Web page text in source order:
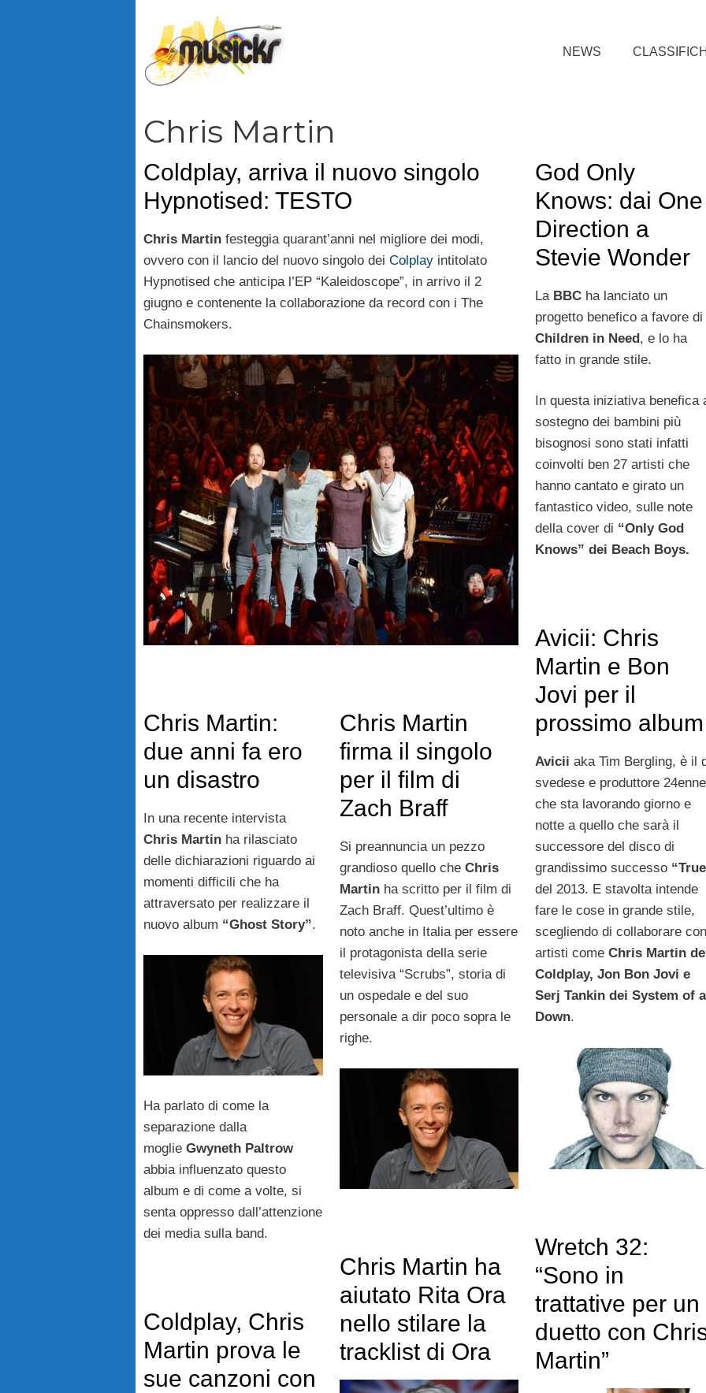
NEWS
Chris Martin
Coldplay, arriva il nuovo singolo
Hypnotised: TESTO
Chris Martin festeggia quarant’anni nel migliore dei modi,
ovvero con il lancio del nuovo singolo dei Colplay intitolato
Hypnotised che anticipa l’EP “Kaleidoscope”, in arrivo il 2
giugno e contenente la collaborazione da record con i The
Chainsmokers.
God Only
Knows: dai One
Direction a
Stevie Wonder
La BBC ha lanciato un
progetto benefico a favore di
Children in Need, e lo ha
fatto in grande stile.
In questa iniziativa benefica
sostegno dei bambini più
bisognosi sono stati infatti
coinvolti ben 27 artisti che
hanno cantato e girato un
fantastico video, sulle note
della cover di “Only God
Knows” dei Beach Boys.
Avicii: Chris
Martin e Bon
Jovi per il
prossimo album
Avicii aka Tim Bergling, è il
svedese e produttore 24enne
che sta lavorando giorno e
notte a quello che sarà il
successore del disco di
grandissimo successo
del 2013. E stavolta intende
fare le cose in grande stile,
scegliendo di collaborare
artisti comeChris Martin
Coldplay, Jon Bon Jovi e
Serj Tankin dei System of a
Down.
Chris Martin:
due anni fa ero
un disastro
In una recente intervista
Chris Martin ha rilasciato
delle dichiarazioni riguardo ai
momenti difficili che ha
attraversato per realizzare il
nuovo album “Ghost Story”.
Ha parlato di come la
separazione dalla
moglie Gwyneth Paltrow
abbia influenzato questo
album e di come a volte, si
senta oppresso dall’attenzione
dei media sulla band.
Chris Martin
firma il singolo
per il film di
Zach Braff
Si preannuncia un pezzo
grandioso quello che Chris
Martinha scritto per il film di
Zach Braff. Quest’ultimo è
noto anche in Italia per essere
il protagonista della serie
televisiva “Scrubs”, storia di
un ospedale e del suo
personale a dir poco sopra le
righe.
Wretch 32:
“Sono in
trattative per un
duetto con
Martin”
Chris Martin ha
aiutato Rita Ora
nello stilare la
tracklist di Ora
Coldplay, Chris
Martin prova le
sue canzoni con